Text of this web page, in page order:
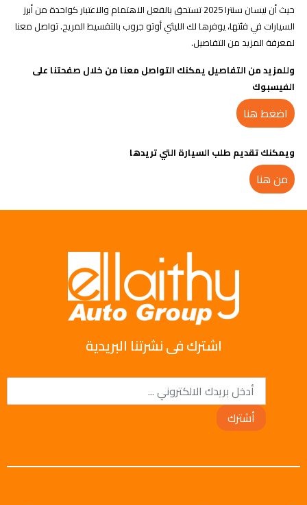
حيث أن نيسان سنترا 2025 تستحق بالفعل الاهتمام والاعتبار كواحدة من أبرز
السيارات في فئتها، يوفرها لك الليثي أوتو جروب بالتقسيط المريح. تواصل معنا
لمعرفة المزيد من التفاصيل.
وللمزيد من التفاصيل يمكنك التواصل معنا من خلال صفحتنا على
الفيسبوك
اضغط هنا
ويمكنك تقديم طلب السيارة التي تريدها
من هنا
اشترك فى نشرتنا البريدية
أشترك